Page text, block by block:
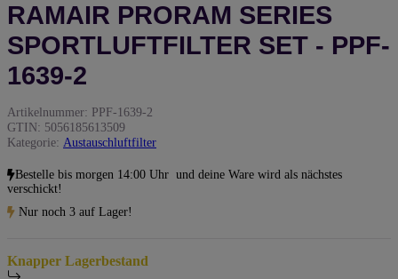
RAMAIR PRORAM SERIES
SPORTLUFTFILTER SET - PPF-
1639-2
Artikelnummer: PPF-1639-2
GTIN: 5056185613509
Kategorie: Austauschluftfilter
Bestelle bis morgen 14:00 Uhr und deine Ware wird als nächstes
verschickt!
Nur noch 3 auf Lager!
Knapper Lagerbestand